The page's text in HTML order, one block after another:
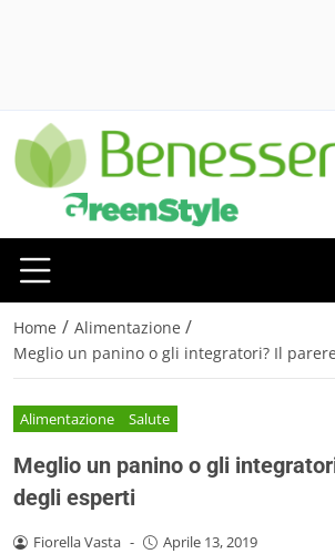
Home / Alimentazione /
Meglio un panino o gli integratori? Il
Alimentazione Salute
Meglio un panino o gli
degli esperti
Fiorella Vasta - Aprile 13, 2019